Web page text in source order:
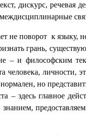
дискурс,
не поворот к
грань,
– и философским
но
здесь главное